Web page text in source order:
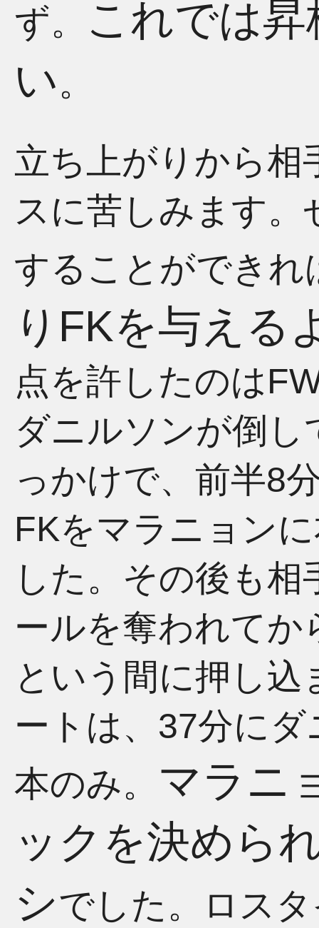
ず。
これでは
い。
立ち上がりから相
スに苦しみます。
することができれ
りFKを与える
点を許したのは
ダニルソンが倒
っかけで、前半8
FKをマラニョン
した。その後も
ールを奪われて
という間に押し
ートは、37分に
本のみ。 マラニ
ックを決めら
シでした。ロス